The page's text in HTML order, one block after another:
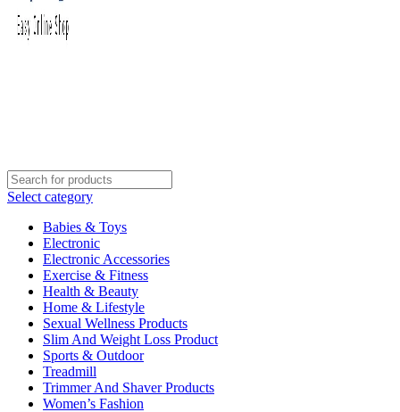
Select category
Babies & Toys
Electronic
Electronic Accessories
Exercise & Fitness
Health & Beauty
Home & Lifestyle
Sexual Wellness Products
Slim And Weight Loss Product
Sports & Outdoor
Treadmill
Trimmer And Shaver Products
Women’s Fashion